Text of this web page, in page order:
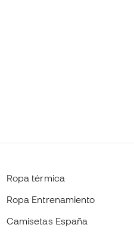
Ropa térmica
Ropa Entrenamiento
Camisetas España